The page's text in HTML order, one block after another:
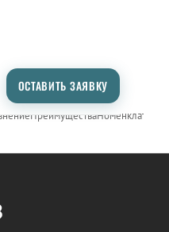
ОСТАВИТЬ ЗАЯВКУ
ПреимуществаНоменклатура